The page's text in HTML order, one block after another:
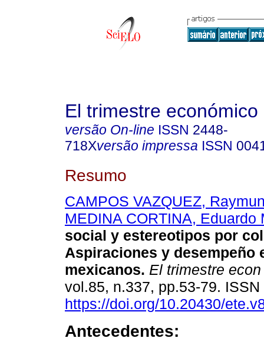
El trimestre económico
versão On-line ISSN 2448-
718Xversão impressa ISSN
Resumo
CAMPOS VAZQUEZ,
MEDINA CORTINA, Eduardo
social y estereotipos por
Aspiraciones y desempeño
mexicanos. El trimestre econ
vol.85, n.337, pp.53-79.
https://doi.org/10.20430/
Antecedentes: